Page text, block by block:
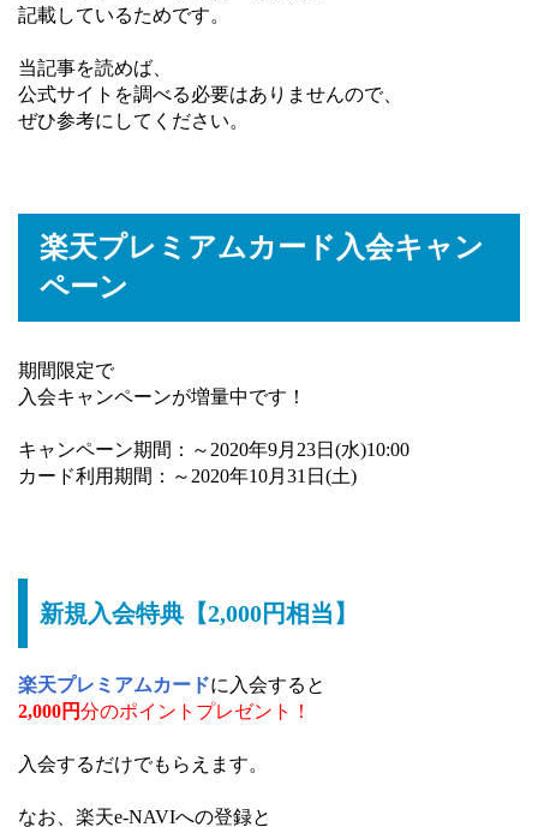
記載しているためです。
当記事を読めば、
公式サイトを調べる必要はありませんので、
ぜひ参考にしてください。
楽天プレミアムカード入会キャン
ペーン
期間限定で
入会キャンペーンが増量中です！
キャンペーン期間：～2020年9月23日(水)10:00
カード利用期間：～2020年10月31日(土)
新規入会特典【2,000円相当】
楽天プレミアムカードに入会すると
2,000円分のポイントプレゼント！
入会するだけでもらえます。
なお、楽天e-NAVIへの登録と